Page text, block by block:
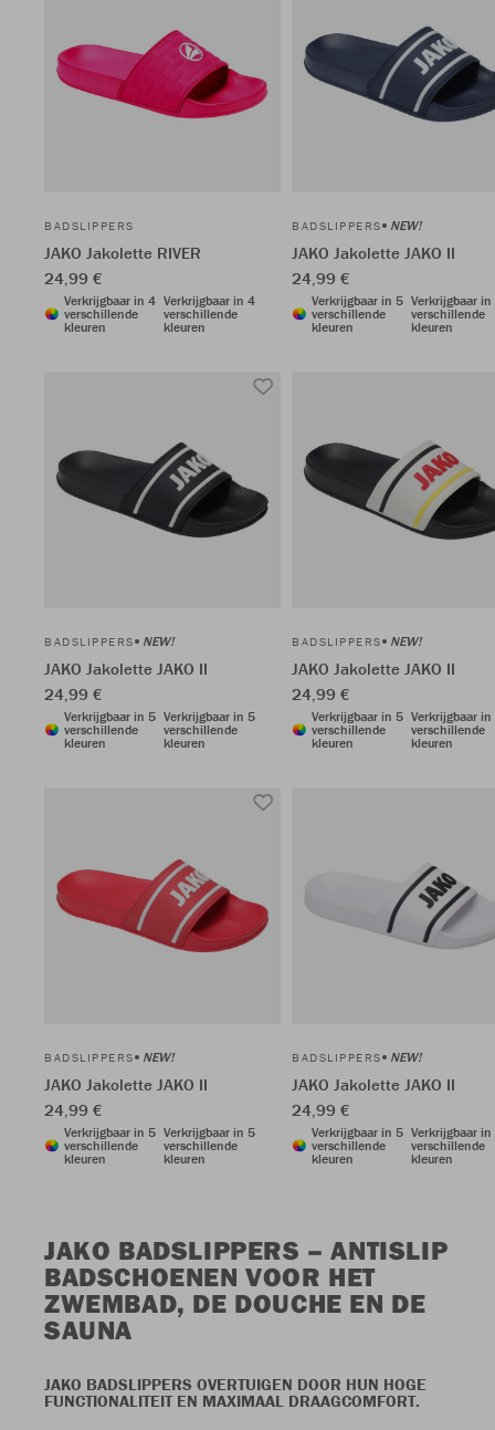
BADSLIPPERS
JAKO Jakolette RIVER
24,99 €
Verkrijgbaar in 4
verschillende
kleuren
Verkrijgbaar in 4
verschillende
kleuren
BADSLIPPERS NEW!
JAKO Jakolette JAKO II
24,99 €
Verkrijgbaar in 5
verschillende
kleuren
Verkrijgbaar in
verschillende
kleuren
BADSLIPPERS NEW!
JAKO Jakolette JAKO II
24,99 €
Verkrijgbaar in 5
verschillende
kleuren
Verkrijgbaar in 5
verschillende
kleuren
BADSLIPPERS NEW!
JAKO Jakolette JAKO II
24,99 €
Verkrijgbaar in 5
verschillende
kleuren
Verkrijgbaar in
verschillende
kleuren
BADSLIPPERS NEW!
JAKO Jakolette JAKO II
24,99 €
Verkrijgbaar in 5
verschillende
kleuren
Verkrijgbaar in 5
verschillende
kleuren
BADSLIPPERS NEW!
JAKO Jakolette JAKO II
24,99 €
Verkrijgbaar in 5
verschillende
kleuren
Verkrijgbaar in
verschillende
kleuren
JAKO BADSLIPPERS – ANTISLIP
BADSCHOENEN VOOR HET
ZWEMBAD, DE DOUCHE EN DE
SAUNA
JAKO BADSLIPPERS OVERTUIGEN DOOR HUN HOGE
FUNCTIONALITEIT EN MAXIMAAL DRAAGCOMFORT.